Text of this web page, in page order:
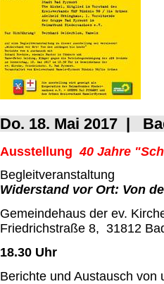
Do. 18. Mai 2017 |
Ausstellung40 Jahre "
Begleitveranstaltung
Widerstand vor Ort: Von
Gemeindehaus der ev.
Friedrichstraße 8, 31812
18.30 Uhr
Berichte und Austausch von